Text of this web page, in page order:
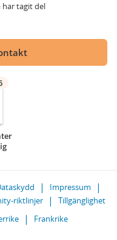
har tagit del
Impressum
riktlinjer
Tillgänglighet
Frankrike